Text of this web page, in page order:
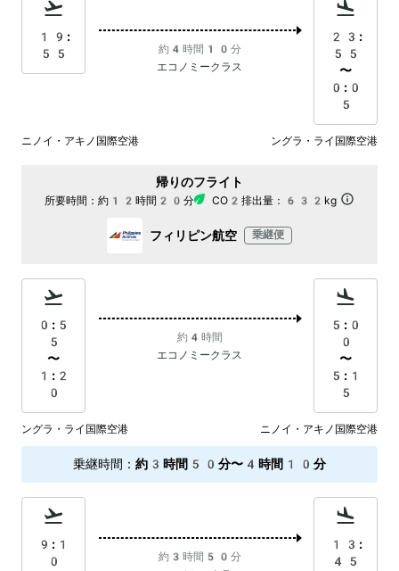
19:
55
約4時間10分
エコノミークラス
23:
55
〜
0:0
5
ニノイ・アキノ国際空港 ングラ・ライ国際空港
帰りのフライト
所要時間： 約12時間20分 CO2排出量： 632kg
フィリピン航空 乗継便
0:5
5
〜
1:2
0
約4時間
エコノミークラス
5:0
0
〜
5:1
5
ングラ・ライ国際空港 ニノイ・アキノ国際空港
乗継時間 ： 約3時間50分〜4時間10分
9:1
0
約3時間50分
13:
45